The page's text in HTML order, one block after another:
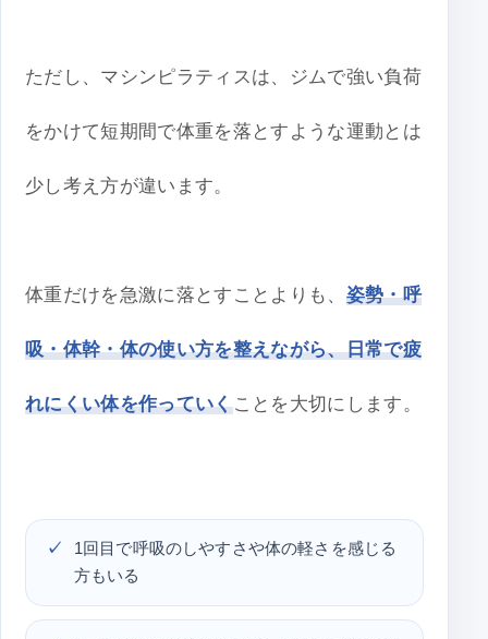
ただし、マシンピラティスは、ジムで強い負荷
をかけて短期間で体重を落とすような運動とは
少し考え方が違います。
体重だけを急激に落とすことよりも、 姿勢・呼
吸・体幹・体の使い方を整えながら、日常で疲
れにくい体を作っていくことを大切にします。
1回目で呼吸のしやすさや体の軽さを感じる
方もいる